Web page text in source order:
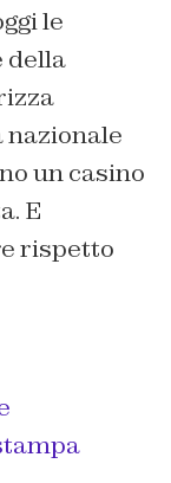
le
della
nazionale
un casino
E
rispetto